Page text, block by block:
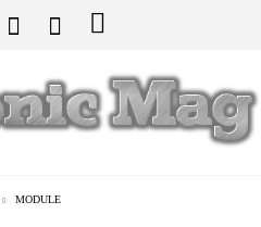
MODULE